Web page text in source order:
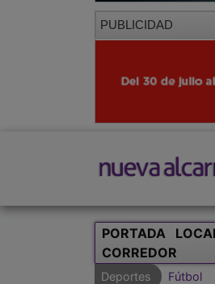
PUBLICIDAD
PORTADA
CORREDOR
Deportes Fútbol